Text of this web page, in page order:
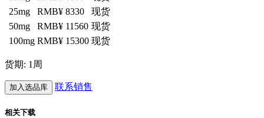
25mg
RMB¥ 8330
现货
50mg
RMB¥ 11560 现货
100mg RMB¥ 15300 现货
货期: 1周
加入选品库 联系销售
相关下载